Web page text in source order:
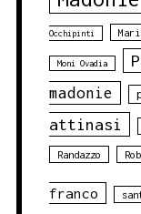
Occhipinti
Moni Ovadia
madonie
attinasi
Randazzo
franco